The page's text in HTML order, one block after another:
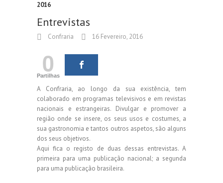
2016
Entrevistas
Confraria 16 Fevereiro, 2016
0
Partilhas
A Confraria, ao longo da sua existência, tem
colaborado em programas televisivos e em revistas
nacionais e estrangeiras. Divulgar e promover a
região onde se insere, os seus usos e costumes, a
sua gastronomia e tantos outros aspetos, são alguns
dos seus objetivos.
Aqui fica o registo de duas dessas entrevistas. A
primeira para uma publicação nacional; a segunda
para uma publicação brasileira.